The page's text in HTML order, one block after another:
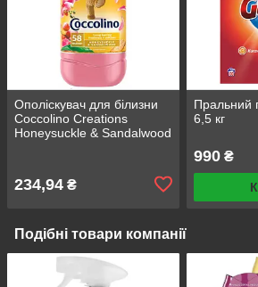
Ополіскувач для білизни
Coccolino Creations
Honeysuckle & Sandalwood
234,94 ₴
Пральний
6,5 кг
990₴
Подібні товари компанії